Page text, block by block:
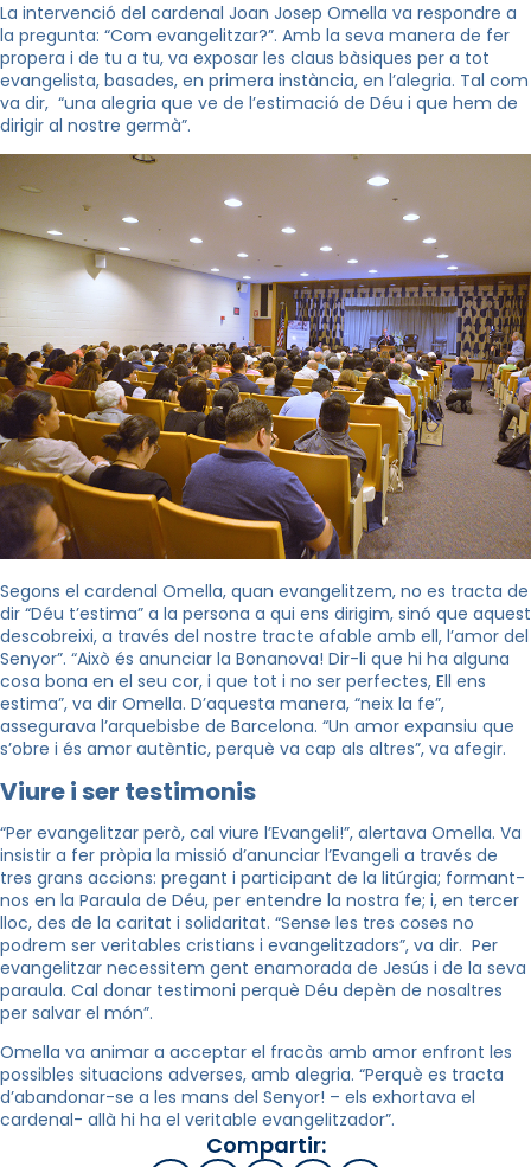
La intervenció del cardenal Joan Josep Omella va respondre a
la pregunta: “Com evangelitzar?”. Amb la seva manera de fer
propera i de tu a tu, va exposar les claus bàsiques per a tot
evangelista, basades, en primera instància, en l’alegria. Tal com
va dir, “una alegria que ve de l’estimació de Déu i que hem de
dirigir al nostre germà”.
Segons el cardenal Omella, quan evangelitzem, no es tracta de
dir “Déu t’estima” a la persona a qui ens dirigim, sinó que aquest
descobreixi, a través del nostre tracte afable amb ell, l’amor del
Senyor”. “Això és anunciar la Bonanova! Dir-li que hi ha alguna
cosa bona en el seu cor, i que tot i no ser perfectes, Ell ens
estima”, va dir Omella. D’aquesta manera, “neix la fe”,
assegurava l’arquebisbe de Barcelona. “Un amor expansiu que
s’obre i és amor autèntic, perquè va cap als altres”, va afegir.
Viure i ser testimonis
“Per evangelitzar però, cal viure l’Evangeli!”, alertava Omella. Va
insistir a fer pròpia la missió d’anunciar l’Evangeli a través de
tres grans accions: pregant i participant de la litúrgia; formant-
nos en la Paraula de Déu, per entendre la nostra fe; i, en tercer
lloc, des de la caritat i solidaritat. “Sense les tres coses no
podrem ser veritables cristians i evangelitzadors”, va dir. Per
evangelitzar necessitem gent enamorada de Jesús i de la seva
paraula. Cal donar testimoni perquè Déu depèn de nosaltres
per salvar el món”.
Omella va animar a acceptar el fracàs amb amor enfront les
possibles situacions adverses, amb alegria. “Perquè es tracta
d’abandonar-se a les mans del Senyor! – els exhortava el
cardenal- allà hi ha el veritable evangelitzador”.
Compartir: